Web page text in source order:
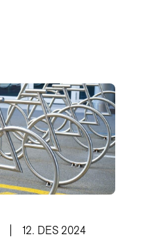
12. DES 2024